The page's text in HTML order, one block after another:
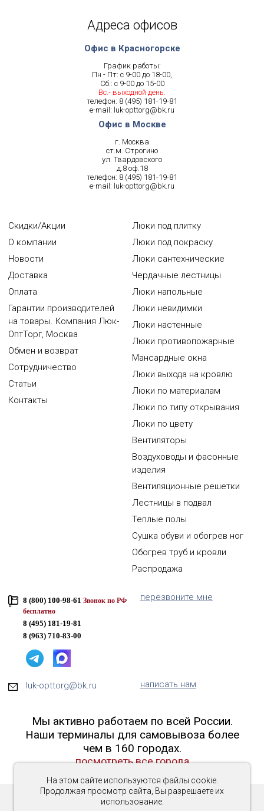
На этом сайте используются файлы cookie.
Продолжая просмотр сайта, Вы разрешаете их
использование.
Адреса офисов
Офис в Красногорске
График работы:
Пн - Пт: с 9-00 до 18-00,
Сб.: с 9-00 до 15-00
Вс.- выходной день.
телефон: 8 (495) 181-19-81
e-mail: luk-opttorg@bk.ru
Офис в Москве
г. Москва
ст.м. Строгино
ул. Твардовского
д.8 оф.18
телефон: 8 (495) 181-19-81
e-mail: luk-opttorg@bk.ru
Скидки/Акции
О компании
Новости
Доставка
Оплата
Гарантии производителей
на товары. Компания Люк-
ОптТорг, Москва
Обмен и возврат
Сотрудничество
Статьи
Контакты
Люки под плитку
Люки под покраску
Люки сантехнические
Чердачные лестницы
Люки напольные
Люки невидимки
Люки настенные
Люки противопожарные
Мансардные окна
Люки выхода на кровлю
Люки по материалам
Люки по типу открывания
Люки по цвету
Вентиляторы
Воздуховоды и фасонные
изделия
Вентиляционные решетки
Лестницы в подвал
Теплые полы
Сушка обуви и обогрев ног
Обогрев труб и кровли
Распродажа
8 (800) 100-98-61 Звонок по РФ
бесплатно
8 (495) 181-19-81
8 (963) 710-83-00
перезвоните мне
luk-opttorg@bk.ru написать нам
Мы активно работаем по всей России.
Наши терминалы для самовывоза более
чем в 160 городах.
посмотреть все города